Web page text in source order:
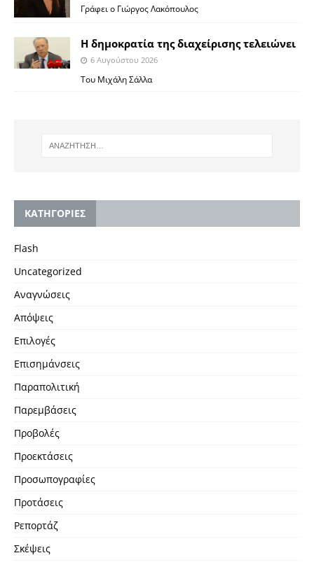
Γράφει ο Γιώργος Λακόπουλος
Η δημοκρατία της διαχείρισης τελειώνει
6 Αυγούστου 2026
Του Μιχάλη Σάλλα
KΑΤΗΓΟΡΙΕΣ
Flash
Uncategorized
Αναγνώσεις
Απόψεις
Επιλογές
Επισημάνσεις
Παραπολιτική
Παρεμβάσεις
Προβολές
Προεκτάσεις
Προσωπογραφίες
Προτάσεις
Ρεπορτάζ
Σκέψεις